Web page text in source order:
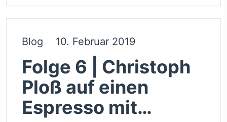
Blog 10. Februar 2019
Folge 6 | Christoph
Ploß auf einen
Espresso mit…